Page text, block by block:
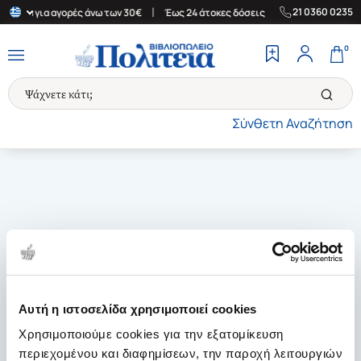
Αυτή η ιστοσελίδα χρησιμοποιεί cookies
Χρησιμοποιούμε cookies για την εξατομίκευση
περιεχομένου και διαφημίσεων, την παροχή λειτουργιών
για αγορές άνω των 30€ Έως 24 άτοκες δόσεις | Δωρεάν
21 0360 0235
Σύνθετη Αναζήτηση
0